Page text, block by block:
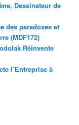
Dessinateur de
des paradoxes et
(MDF172)
Réinvente
l’Entreprise à